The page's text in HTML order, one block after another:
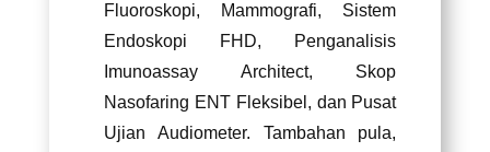
Fluoroskopi, Mammografi, Sistem
Endoskopi FHD, Penganalisis
Imunoassay Architect, Skop
Nasofaring ENT Fleksibel, dan Pusat
Ujian Audiometer. Tambahan pula,